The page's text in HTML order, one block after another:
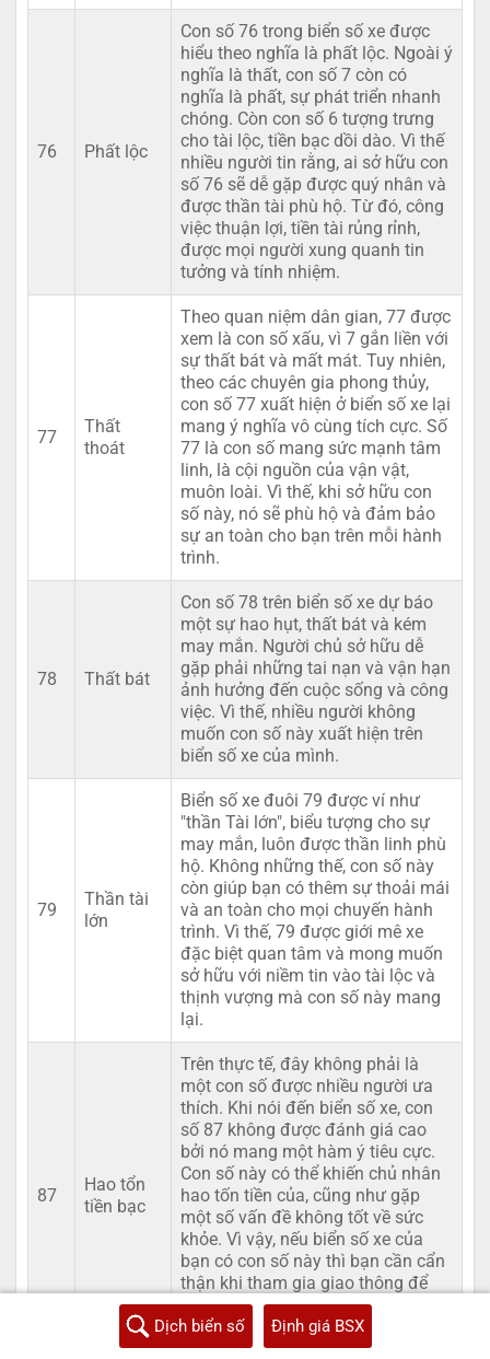
76 Phất lộc
Con số 76 trong biển số xe được
hiểu theo nghĩa là phất lộc. Ngoài ý
nghĩa là thất, con số 7 còn có
nghĩa là phất, sự phát triển nhanh
chóng. Còn con số 6 tượng trưng
cho tài lộc, tiền bạc dồi dào. Vì thế
nhiều người tin rằng, ai sở hữu con
số 76 sẽ dễ gặp được quý nhân và
được thần tài phù hộ. Từ đó, công
việc thuận lợi, tiền tài rủng rỉnh,
được mọi người xung quanh tin
tưởng và tính nhiệm.
77
Thất
thoát
Theo quan niệm dân gian, 77 được
xem là con số xấu, vì 7 gắn liền với
sự thất bát và mất mát. Tuy nhiên,
theo các chuyên gia phong thủy,
con số 77 xuất hiện ở biển số xe lại
mang ý nghĩa vô cùng tích cực. Số
77 là con số mang sức mạnh tâm
linh, là cội nguồn của vận vật,
muôn loài. Vì thế, khi sở hữu con
số này, nó sẽ phù hộ và đảm bảo
sự an toàn cho bạn trên mỗi hành
trình.
78 Thất bát
Con số 78 trên biển số xe dự báo
một sự hao hụt, thất bát và kém
may mắn. Người chủ sở hữu dễ
gặp phải những tai nạn và vận hạn
ảnh hưởng đến cuộc sống và công
việc. Vì thế, nhiều người không
muốn con số này xuất hiện trên
biển số xe của mình.
79
Thần tài
lớn
Biển số xe đuôi 79 được ví như
"thần Tài lớn", biểu tượng cho sự
may mắn, luôn được thần linh phù
hộ. Không những thế, con số này
còn giúp bạn có thêm sự thoải mái
và an toàn cho mọi chuyến hành
trình. Vì thế, 79 được giới mê xe
đặc biệt quan tâm và mong muốn
sở hữu với niềm tin vào tài lộc và
thịnh vượng mà con số này mang
lại.
87
Hao tổn
tiền bạc
Trên thực tế, đây không phải là
một con số được nhiều người ưa
thích. Khi nói đến biển số xe, con
số 87 không được đánh giá cao
bởi nó mang một hàm ý tiêu cực.
Con số này có thể khiến chủ nhân
hao tốn tiền của, cũng như gặp
một số vấn đề không tốt về sức
khỏe. Vì vậy, nếu biển số xe của
bạn có con số này thì bạn cần cẩn
thận khi tham gia giao thông để
tránh những va chạm không đáng
có.
Dịch biển số Định giá BSX